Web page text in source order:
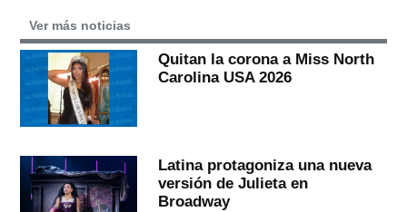
Ver más noticias
Quitan la corona a Miss North
Carolina USA 2026
Latina protagoniza una nueva
versión de Julieta en
Broadway